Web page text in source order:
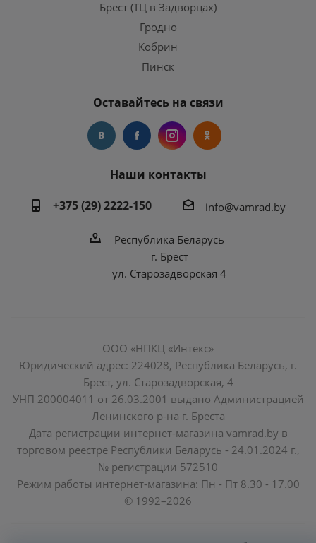
Брест (ТЦ в Задворцах)
Гродно
Кобрин
Пинск
Оставайтесь на связи
Наши контакты
+375 (29) 2222-150
info@vamrad.by
Республика Беларусь
г. Брест
ул. Старозадворская 4
ООО «НПКЦ «Интекс»
Юридический адрес: 224028, Республика Беларусь, г.
Брест, ул. Старозадворская, 4
УНП 200004011 от 26.03.2001 выдано Администрацией
Ленинского р-на г. Бреста
Дата регистрации интернет-магазина vamrad.by в
торговом реестре Республики Беларусь - 24.01.2024 г.,
№ регистрации 572510
Режим работы интернет-магазина: Пн - Пт 8.30 - 17.00
© 1992–2026